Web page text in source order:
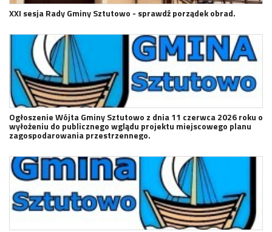
XXI sesja Rady Gminy Sztutowo - sprawdź porządek obrad.
Ogłoszenie Wójta Gminy Sztutowo z dnia 11 czerwca 2026 roku o
wyłożeniu do publicznego wglądu projektu miejscowego planu
zagospodarowania przestrzennego.